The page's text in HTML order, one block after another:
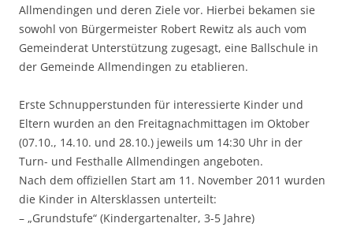
Allmendingen und deren Ziele vor. Hierbei bekamen sie
sowohl von Bürgermeister Robert Rewitz als auch vom
Gemeinderat Unterstützung zugesagt, eine Ballschule in
der Gemeinde Allmendingen zu etablieren.
Erste Schnupperstunden für interessierte Kinder und
Eltern wurden an den Freitagnachmittagen im Oktober
(07.10., 14.10. und 28.10.) jeweils um 14:30 Uhr in der
Turn- und Festhalle Allmendingen angeboten.
Nach dem offiziellen Start am 11. November 2011 wurden
die Kinder in Altersklassen unterteilt:
– „Grundstufe“ (Kindergartenalter, 3-5 Jahre)